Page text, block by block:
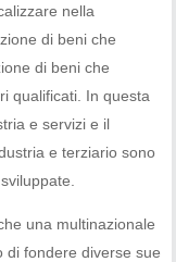
nella
di beni che
di beni che
qualificati. In questa
e servizi e il
e terziario sono
una multinazionale
di fondere diverse sue